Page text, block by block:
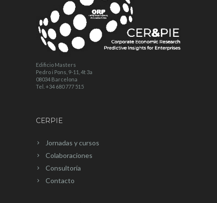
Edificio Masters
Pedro i Pons, 9-11, 4t 3a
08034 Barcelona
Tel. +34 680 777 515
CERPIE
Jornadas y cursos
Colaboraciones
Consultoría
Contacto